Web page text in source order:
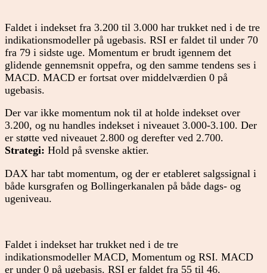
Faldet i indekset fra 3.200 til 3.000 har trukket ned i de tre
indikationsmodeller på ugebasis. RSI er faldet til under 70
fra 79 i sidste uge. Momentum er brudt igennem det
glidende gennemsnit oppefra, og den samme tendens ses i
MACD. MACD er fortsat over middelværdien 0 på
ugebasis.
Der var ikke momentum nok til at holde indekset over
3.200, og nu handles indekset i niveauet 3.000-3.100. Der
er støtte ved niveauet 2.800 og derefter ved 2.700.
Strategi: Hold på svenske aktier.
DAX har tabt momentum, og der er etableret salgssignal i
både kursgrafen og Bollingerkanalen på både dags- og
ugeniveau.
Faldet i indekset har trukket ned i de tre
indikationsmodeller MACD, Momentum og RSI. MACD
er under 0 på ugebasis. RSI er faldet fra 55 til 46.